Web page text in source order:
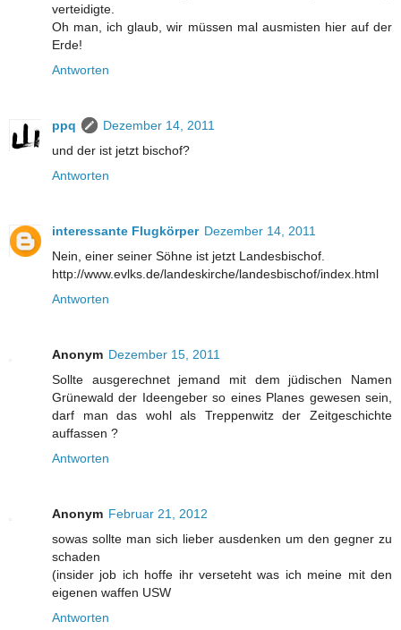
verteidigte.
Oh man, ich glaub, wir müssen mal ausmisten hier auf der
Erde!
Antworten
ppq
Dezember 14, 2011
und der ist jetzt bischof?
Antworten
interessante Flugkörper Dezember 14, 2011
Nein, einer seiner Söhne ist jetzt Landesbischof.
http://www.evlks.de/landeskirche/landesbischof/index.html
Antworten
Anonym Dezember 15, 2011
Sollte ausgerechnet jemand mit dem jüdischen Namen
Grünewald der Ideengeber so eines Planes gewesen sein,
darf man das wohl als Treppenwitz der Zeitgeschichte
auffassen ?
Antworten
Anonym Februar 21, 2012
sowas sollte man sich lieber ausdenken um den gegner zu
schaden
(insider job ich hoffe ihr verseteht was ich meine mit den
eigenen waffen USW
Antworten